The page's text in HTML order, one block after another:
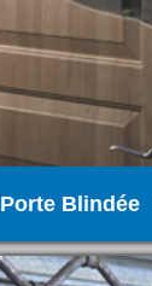
Porte Blindée